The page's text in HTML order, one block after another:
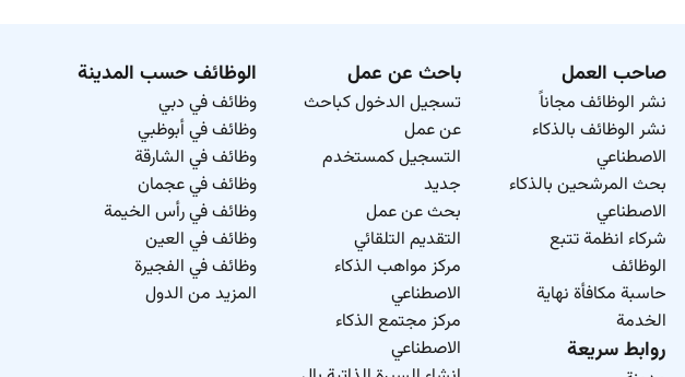
صاحب العمل
نشر الوظائف مجاناً
نشر الوظائف بالذكاء
الاصطناعي
بحث المرشحين بالذكاء
الاصطناعي
شركاء انظمة تتبع
الوظائف
حاسبة مكافأة نهاية
الخدمة
روابط سريعة
باحث عن عمل
تسجيل الدخول كباحث
عن عمل
التسجيل كمستخدم
جديد
بحث عن عمل
التقديم التلقائي
مركز مواهب الذكاء
الاصطناعي
مركز مجتمع الذكاء
الاصطناعي
الوظائف حسب المدينة
وظائف في دبي
وظائف في أبوظبي
وظائف في الشارقة
وظائف في عجمان
وظائف في رأس الخيمة
وظائف في العين
وظائف في الفجيرة
المزيد من الدول